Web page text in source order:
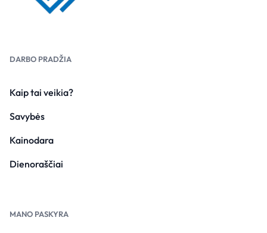
DARBO PRADŽIA
Kaip tai veikia?
Savybės
Kainodara
Dienoraščiai
MANO PASKYRA